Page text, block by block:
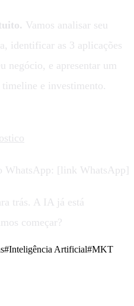
Vamos analisar seu
identificar as 3 aplicações
negócio, e apresentar um
e investimento.
WhatsApp: [link WhatsApp]
trás. A IA já está
começar?
#Inteligência Artificial#MKT